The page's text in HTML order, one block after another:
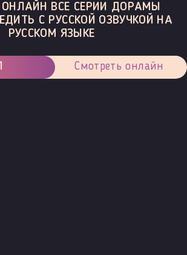
ОНЛАЙН ВСЕ СЕРИИ ДОРАМЫ
С РУССКОЙ ОЗВУЧКОЙ НА
РУССКОМ ЯЗЫКЕ
Смотреть онлайн